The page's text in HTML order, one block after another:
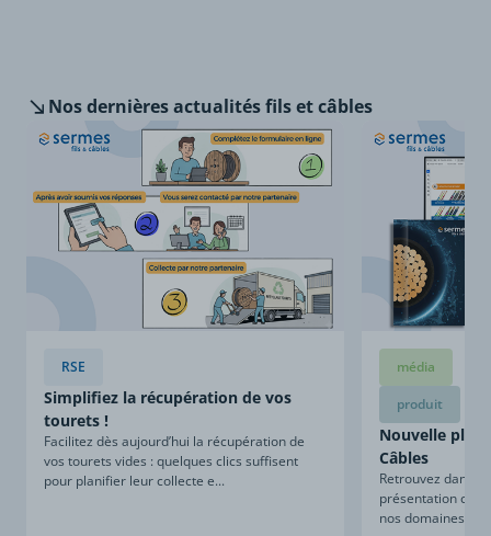
Nos dernièresactualités fils et câbles
RSE
Simplifiez la récupération de vos
tourets !
Facilitez dès aujourd’hui la récupération de
vos tourets vides : quelques clics suffisent
pour planifier leur collecte e...
média
produit
Nouvelle
Câbles
Retrouvez dans
présentation
nos domaines